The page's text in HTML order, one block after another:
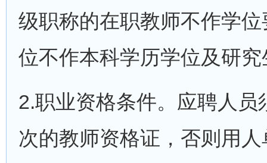
级职称的在职教师不作学
位不作本科学历学位及研
2.职业资格条件。应聘人
次的教师资格证，否则用